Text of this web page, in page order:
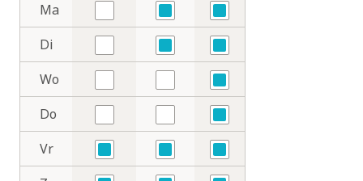
Ma
Nee
Ja
Ja
Di
Nee
Ja
Ja
Wo
Nee
Nee
Ja
Do
Nee
Nee
Ja
Vr
Ja
Ja
Ja